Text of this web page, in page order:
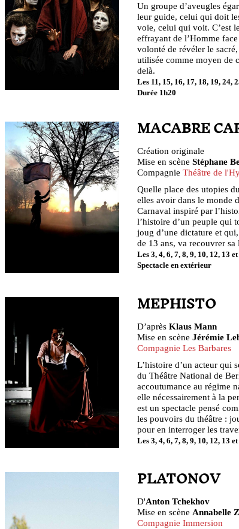
Un groupe d’aveugles
leur guide, celui qui doit
voie, celui qui voit. C’est
effrayant de l’Homme
volonté de révéler le
utilisée comme moyen de
delà.
Les 11, 15, 16, 17, 18, 19, 24,
Durée 1h20
MACABRE
Création originale
Mise en scène Stéphane
Compagnie Théâtre de
Quelle place des utopies
elles avoir dans le monde
Carnaval inspiré par
l’histoire d’un peuple qui
joug d’une dictature et
de 13 ans, va recouvrer sa
Les 3, 4, 6, 7, 8, 9, 10, 12, 13
Spectacle en extérieur
MEPHISTO
D’après Klaus Mann
Mise en scène Jérémie
Compagnie Les Barbares
L’histoire d’un acteur qui
du Théâtre National de
accoutumance au régime
elle nécessairement à la
est un spectacle pensé
les pouvoirs du théâtre :
pour en interroger les
Les 3, 4, 6, 7, 8, 9, 10, 12, 13
PLATONOV
D'Anton Tchekhov
Mise en scène Annabelle
Compagnie Immersion